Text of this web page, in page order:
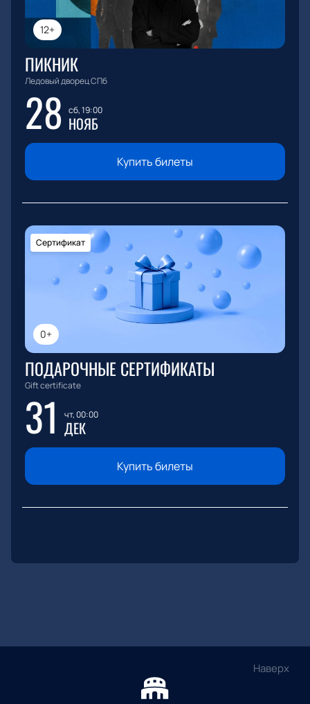
12+
ПИКНИК
Ледовый дворец СПб
28 сб, 19:00
НОЯБ
Купить билеты
0+
Сертификат
ПОДАРОЧНЫЕ СЕРТИФИКАТЫ
Gift certificate
31 чт, 00:00
ДЕК
Купить билеты
Наверх